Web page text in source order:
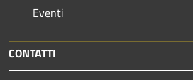
Eventi
CONTATTI